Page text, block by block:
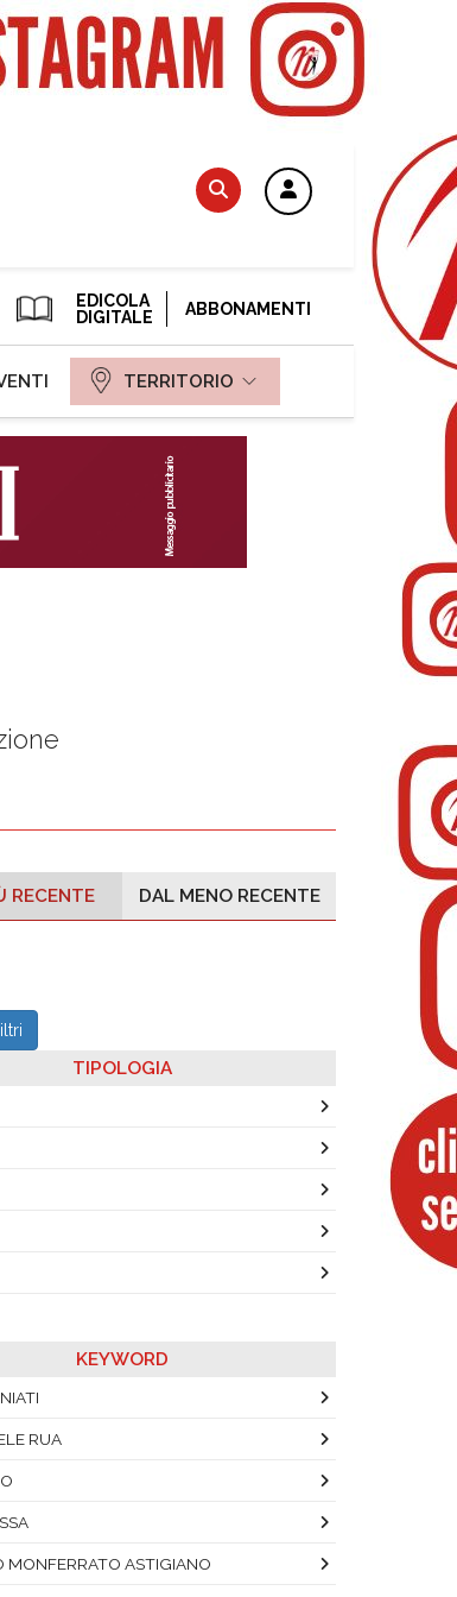
EDICOLA
DIGITALE
ABBONAMENTI
TERRITORIO
RECENTE DAL MENO RECENTE
TIPOLOGIA
KEYWORD
RUA
MONFERRATO ASTIGIANO